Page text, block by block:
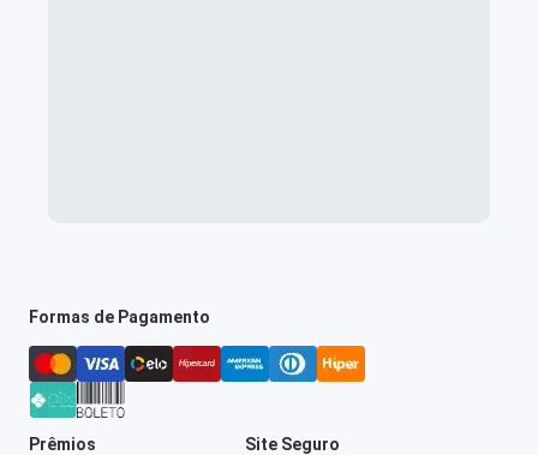
Formas de Pagamento
Prêmios Site Seguro